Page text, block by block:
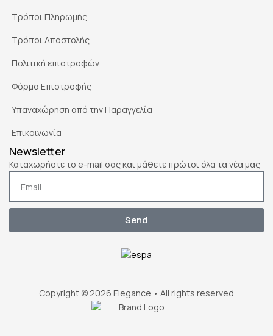
Τρόποι Πληρωμής
Τρόποι Αποστολής
Πολιτική επιστροφών
Φόρμα Επιστροφής
Υπαναχώρηση από την Παραγγελία
Επικοινωνία
Newsletter
Καταχωρήστε το e-mail σας και μάθετε πρώτοι όλα τα νέα μας
Send
Copyright © 2026 Elegance • All rights reserved